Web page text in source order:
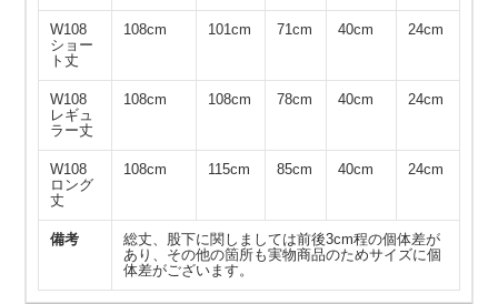
W108
ショー
ト丈
108cm 101cm 71cm 40cm 24cm
W108
レギュ
ラー丈
108cm 108cm 78cm 40cm 24cm
W108
ロング
丈
108cm 115cm 85cm 40cm 24cm
備考
総丈、股下に関しましては前後3cm程の個体差が
あり、その他の箇所も実物商品のためサイズに個
体差がございます。